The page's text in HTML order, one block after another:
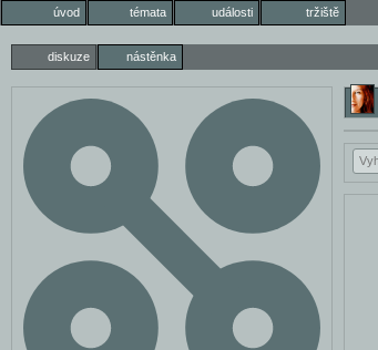
úvod témata události tržiště
diskuze nástěnka